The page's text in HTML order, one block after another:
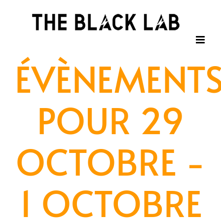
POUR 29
OCTOBRE -
1 OCTOBRE